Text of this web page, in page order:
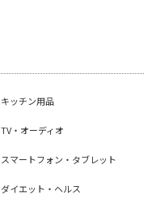
キッチン用品
TV・オーディオ
スマートフォン・タブレット
ダイエット・ヘルス